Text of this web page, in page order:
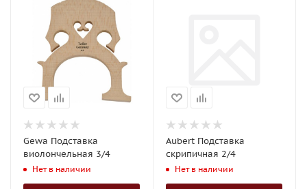
Gewa Подставка
виолончельная 3/4
Нет в наличии
Aubert Подставка
скрипичная 2/4
Нет в наличии